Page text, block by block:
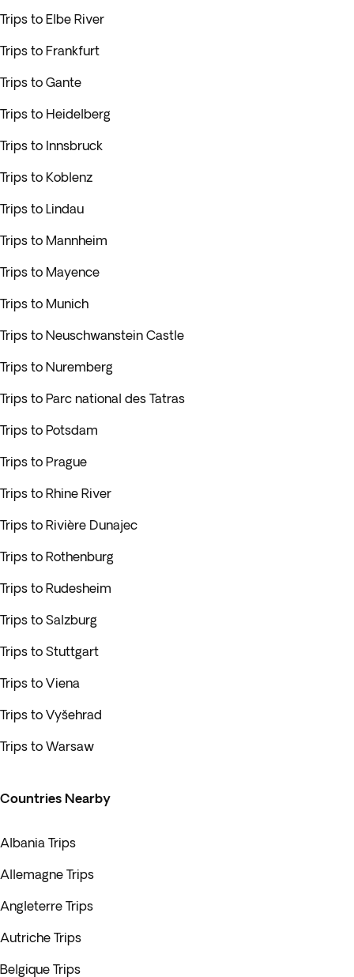
Trips to Elbe River
Trips to Frankfurt
Trips to Gante
Trips to Heidelberg
Trips to Innsbruck
Trips to Koblenz
Trips to Lindau
Trips to Mannheim
Trips to Mayence
Trips to Munich
Trips to Neuschwanstein Castle
Trips to Nuremberg
Trips to Parc national des Tatras
Trips to Potsdam
Trips to Prague
Trips to Rhine River
Trips to Rivière Dunajec
Trips to Rothenburg
Trips to Rudesheim
Trips to Salzburg
Trips to Stuttgart
Trips to Viena
Trips to Vyšehrad
Trips to Warsaw
Countries Nearby
Albania Trips
Allemagne Trips
Angleterre Trips
Autriche Trips
Belgique Trips